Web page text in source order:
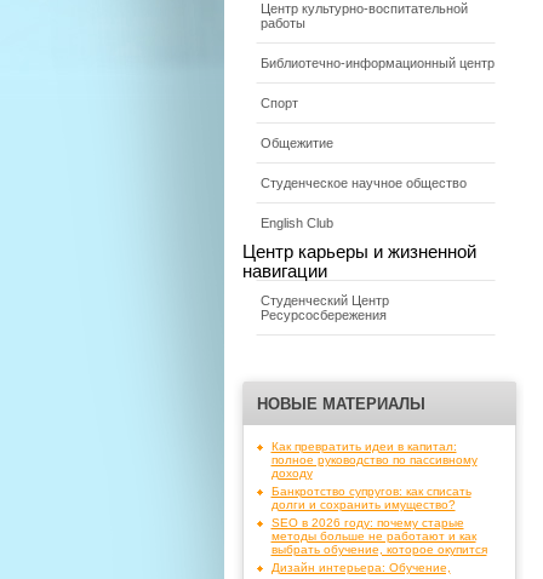
Центр культурно-воспитательной
работы
Библиотечно-информационный центр
Спорт
Общежитие
Студенческое научное общество
English Club
Центр карьеры и жизненной
навигации
Студенческий Центр
Ресурсосбережения
НОВЫЕ МАТЕРИАЛЫ
Как превратить идеи в капитал:
полное руководство по пассивному
доходу
Банкротство супругов: как списать
долги и сохранить имущество?
SEO в 2026 году: почему старые
методы больше не работают и как
выбрать обучение, которое окупится
Дизайн интерьера: Обучение,